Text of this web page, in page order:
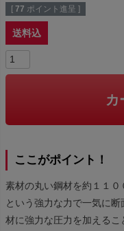
[ 77 ポイント進呈 ]
送料込
カ
ここがポイント！
素材の丸い鋼材を約１１
という強力な力で一気に
材に強力な圧力を加える